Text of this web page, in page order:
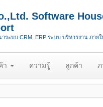
Software
ระบบ CRM, ERP ระบบ บริหารงาน ภาย
า ความรู้ ลูกค้า ภ